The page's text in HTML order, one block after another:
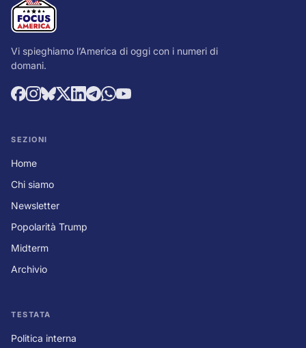
Vi spieghiamo l’America di oggi con i numeri di
domani.
SEZIONI
Home
Chi siamo
Newsletter
Popolarità Trump
Midterm
Archivio
TESTATA
Politica interna